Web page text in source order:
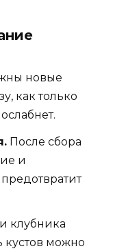
новые
как только
После сбора
и
клубника
кустов можно